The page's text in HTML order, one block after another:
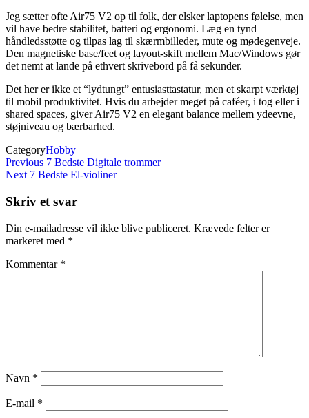
Jeg sætter ofte Air75 V2 op til folk, der elsker laptopens følelse, men
vil have bedre stabilitet, batteri og ergonomi. Læg en tynd
håndledsstøtte og tilpas lag til skærmbilleder, mute og mødegenveje.
Den magnetiske base/feet og layout‑skift mellem Mac/Windows gør
det nemt at lande på ethvert skrivebord på få sekunder.
Det her er ikke et “lydtungt” entusiasttastatur, men et skarpt værktøj
til mobil produktivitet. Hvis du arbejder meget på caféer, i tog eller i
shared spaces, giver Air75 V2 en elegant balance mellem ydeevne,
støjniveau og bærbarhed.
CategoryHobby
Indlægsnavigation
Previous
Post
Previous 7 Bedste Digitale trommer
Next
Next 7 Bedste El-violiner
Skriv et svar
Din e-mailadresse vil ikke blive publiceret. Krævede felter er
markeret med *
Kommentar *
Navn *
E-mail *